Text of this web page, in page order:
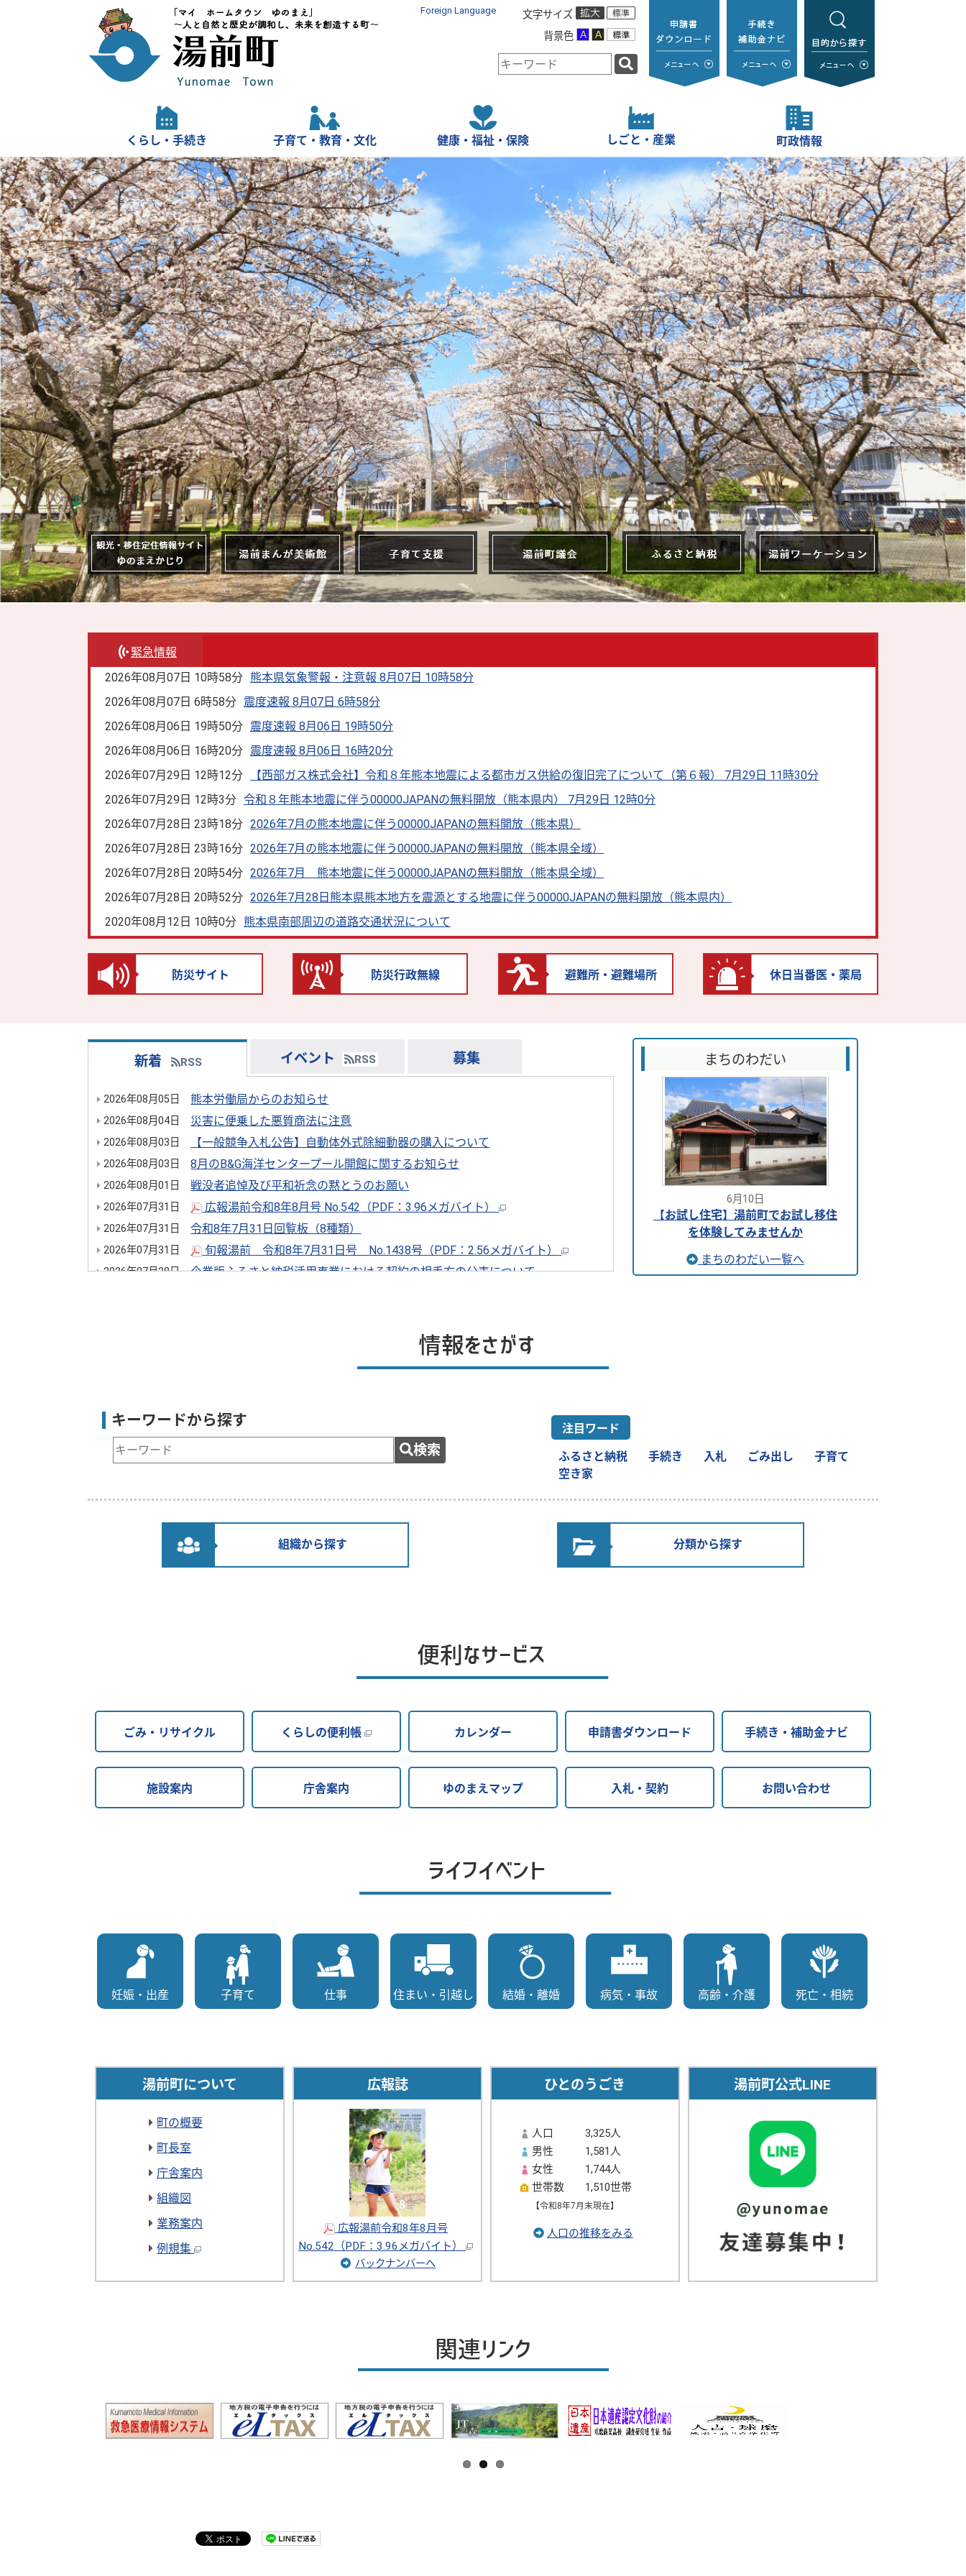
Foreign Language
文字サイズ
背景色
検
索
ー
くらし・手続き 子育て・教育・文化 健康・福祉・保険 しごと・産業 町政情報
緊急情報
2026年08月07日 10時58分 熊本県気象警報・注意報 8月07日 10時58分
2026年08月07日 6時58分 震度速報 8月07日 6時58分
2026年08月06日 19時50分 震度速報 8月06日 19時50分
2026年08月06日 16時20分 震度速報 8月06日 16時20分
2026年07月29日 12時12分
【西部ガス株式会社】令和８年熊本地震による都市ガス供給の復旧完了について（第６報） 7月29日 11時30分
2026年07月29日 12時3分 令和８年熊本地震に伴う00000JAPANの無料開放（熊本県内） 7月29日 12時0分
2026年07月28日 23時18分 2026年7月の熊本地震に伴う00000JAPANの無料開放（熊本県）
2026年07月28日 23時16分 2026年7月の熊本地震に伴う00000JAPANの無料開放（熊本県全域）
2026年07月28日 20時54分 2026年7月 熊本地震に伴う00000JAPANの無料開放（熊本県全域）
2026年07月28日 20時52分 2026年7月28日熊本県熊本地方を震源とする地震に伴う00000JAPANの無料開放（熊本県内）
2020年08月12日 10時0分 熊本県南部周辺の道路交通状況について
防災サイト 防災行政無線 避難所・避難場所 休日当番医・薬局
新着 RSS イベント RSS 募集
2026年08月05日 熊本労働局からのお知らせ
2026年08月04日 災害に便乗した悪質商法に注意
2026年08月03日 【一般競争入札公告】自動体外式除細動器の購入について
2026年08月03日 8月のB&G海洋センタープール開館に関するお知らせ
2026年08月01日 戦没者追悼及び平和祈念の黙とうのお願い
2026年07月31日 広報湯前令和8年8月号 No.542 （PDF：3.96メガバイト）
2026年07月31日 令和8年7月31日回覧板（8種類）
2026年07月31日 旬報湯前 令和8年7月31日号 No.1438号 （PDF：2.56メガバイト）
2026年07月28日 企業版ふるさと納税活用事業における契約の相手方の公表について
まちのわだい
6月10日
【お試し住宅】湯前町でお試し移住
を体験してみませんか
まちのわだい一覧へ
キーワードから探す
検
索
ー
注目ワード
ふるさと納税 手続き 入札 ごみ出し
子育て
空き家
組織から探す 分類から探す
ごみ・リサイクル くらしの便利帳 カレンダー 申請書ダウンロード 手続き・補助金ナビ
施設案内 庁舎案内 ゆのまえマップ 入札・契約 お問い合わせ
妊娠・出産 子育て 仕事 住まい・引越し 結婚・離婚 病気・事故 高齢・介護 死亡・相続
湯前町について
町の概要
町長室
庁舎案内
組織図
業務案内
例規集
広報誌
広報湯前令和8年8月号
No.542 （PDF：3.96メガバイト）
バックナンバーへ
ひとのうごき
人口
3,325人
男性
1,581人
女性
1,744人
世帯数
1,510世帯
【令和8年7月末現在】
人口の推移をみる
湯前町公式LINE